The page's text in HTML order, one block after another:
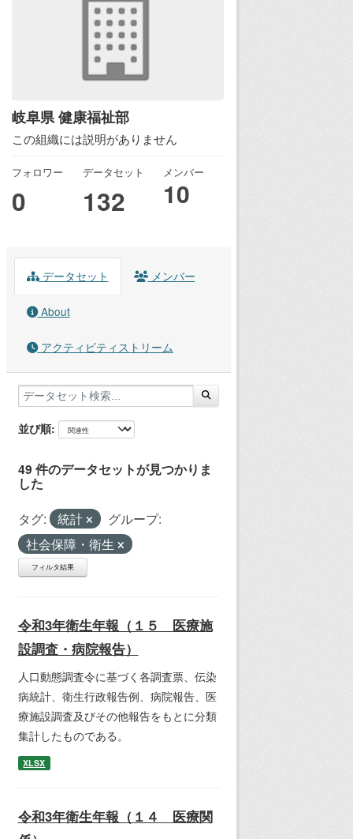
岐阜県 健康福祉部
この組織には説明がありません
フォロワー
0
データセット
132
メンバー
10
データセット メンバー
About
アクティビティストリーム
並び順
49 件のデータセットが見つかりま
した
タグ: 統計
グループ:
社会保障・衛生
フィルタ結果
令和3年衛生年報（１５ 医療施
設調査・病院報告）
人口動態調査令に基づく各調査票、伝染
病統計、衛生行政報告例、病院報告、医
療施設調査及びその他報告をもとに分類
集計したものである。
XLSX
令和3年衛生年報（１４ 医療関